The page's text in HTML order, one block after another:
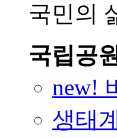
국민의
국립공
new!
생태